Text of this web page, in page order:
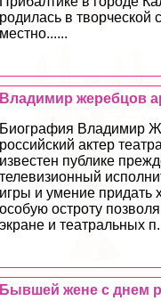
родилась в творческой
местно......
Владимир жеребцов
Биография Владимир
российский актер
известен публике
телевизионный
игры и умение придать
особую остроту
экране и театральных
Бывшей жене с днем